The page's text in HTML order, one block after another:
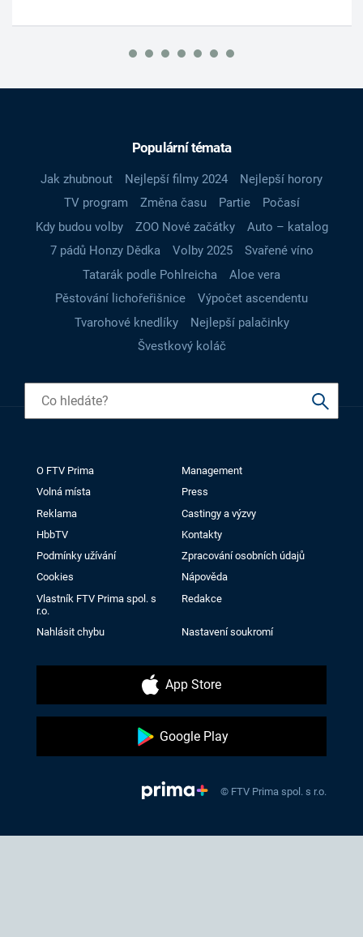
Populární témata
Jak zhubnout Nejlepší filmy 2024
Nejlepší horory
TV program
Změna času Partie
Počasí
Kdy budou volby
ZOO Nové začátky
Auto – katalog
7 pádů Honzy Dědka
Volby 2025
Svařené víno
Tatarák podle Pohlreicha
Aloe vera
Pěstování lichořeřišnice
Výpočet ascendentu
Tvarohové knedlíky
Nejlepší palačinky
Švestkový koláč
O FTV Prima
Management
Volná místa
Press
Reklama
Castingy a výzvy
HbbTV
Kontakty
Podmínky užívání
Zpracování osobních údajů
Cookies
Nápověda
Vlastník FTV Prima spol. s
r.o.
Redakce
Nahlásit chybu Nastavení soukromí
App Store
Google Play
© FTV Prima spol. s r.o.